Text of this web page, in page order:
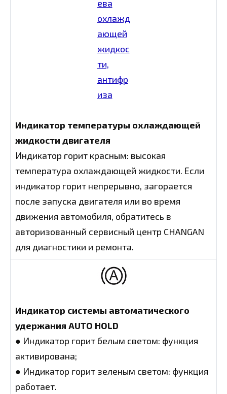
Индикатор температуры охлаждающей
жидкости двигателя
Индикатор горит красным: высокая
температура охлаждающей жидкости. Если
индикатор горит непрерывно, загорается
после запуска двигателя или во время
движения автомобиля, обратитесь в
авторизованный сервисный центр CHANGAN
для диагностики и ремонта.
Индикатор системы автоматического
удержания AUTO HOLD
● Индикатор горит белым светом: функция
активирована;
● Индикатор горит зеленым светом: функция
работает.